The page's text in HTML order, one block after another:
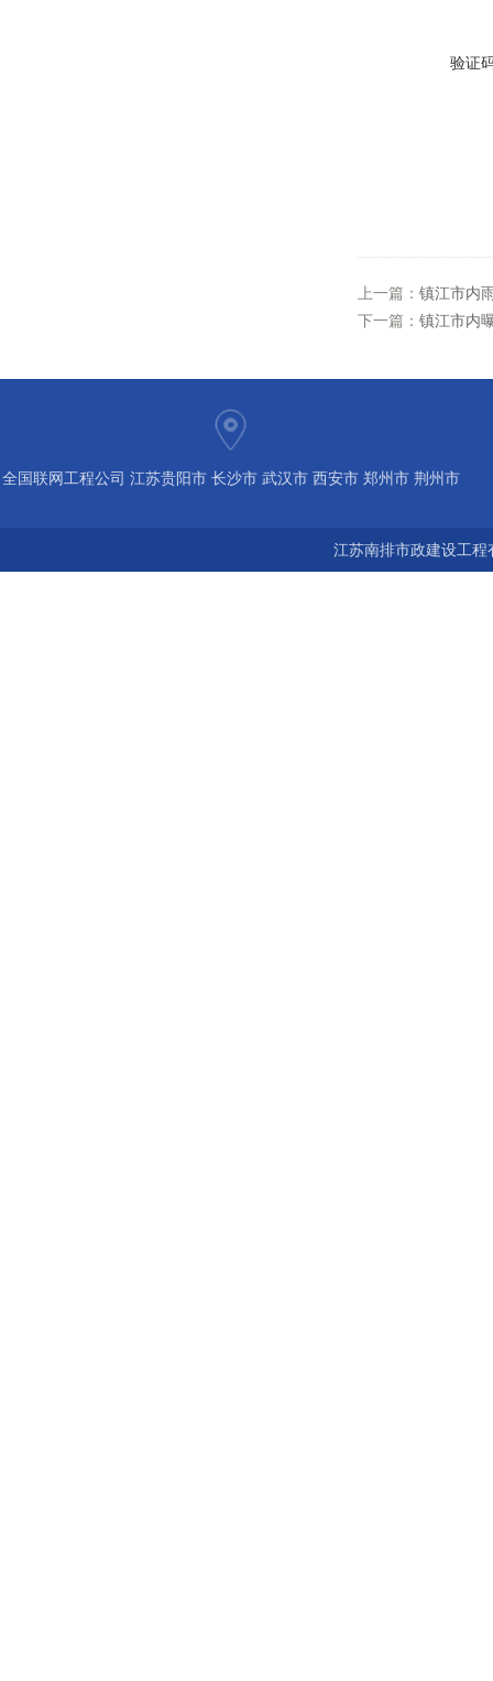
验证
上一篇： 镇江市内
下一篇： 镇江市内
全国联网工程公司 江苏贵阳市 长沙市 武汉市 西安市 郑州市 荆州市
江苏南排市政建设工